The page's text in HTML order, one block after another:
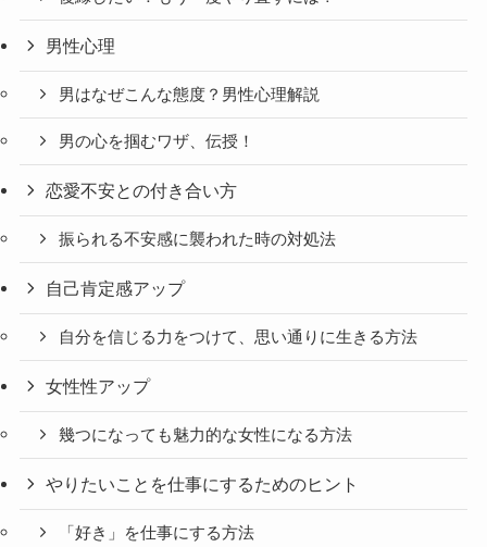
男性心理
男はなぜこんな態度？男性心理解説
男の心を掴むワザ、伝授！
恋愛不安との付き合い方
振られる不安感に襲われた時の対処法
自己肯定感アップ
自分を信じる力をつけて、思い通りに生きる方法
女性性アップ
幾つになっても魅力的な女性になる方法
やりたいことを仕事にするためのヒント
「好き」を仕事にする方法